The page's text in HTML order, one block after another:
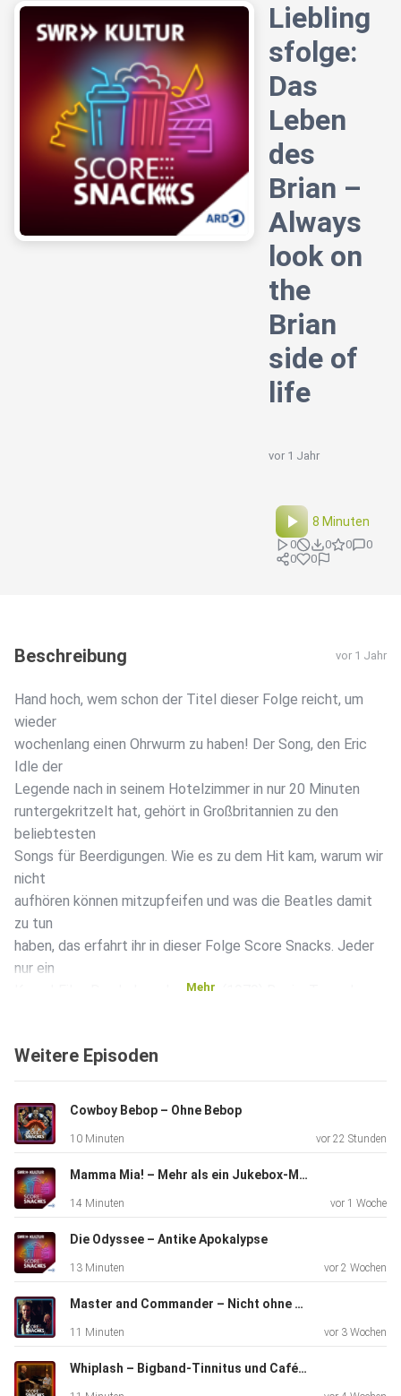
Liebling
sfolge:
Das
Leben
des
Brian –
Always
look on
the
Brian
side of
life
vor 1 Jahr
8 Minuten
0 0 0
0
0
0
Beschreibung vor 1 Jahr
Hand hoch, wem schon der Titel dieser Folge reicht, um
wieder
wochenlang einen Ohrwurm zu haben! Der Song, den Eric
Idle der
Legende nach in seinem Hotelzimmer in nur 20 Minuten
runtergekritzelt hat, gehört in Großbritannien zu den
beliebtesten
Songs für Beerdigungen. Wie es zu dem Hit kam, warum wir
nicht
aufhören können mitzupfeifen und was die Beatles damit
zu tun
haben, das erfahrt ihr in dieser Folge Score Snacks. Jeder
nur ein
Kreuz! Film: Das Leben des Brian (1979) Regie: Terry Jones
Sprecherin:
Anika
Kiechle
Mehr
Weitere Episoden
Cowboy Bebop – Ohne Bebop
10 Minuten vor 22 Stunden
Mamma Mia! – Mehr als ein Jukebox-Musical
14 Minuten vor 1 Woche
Die Odyssee – Antike Apokalypse
13 Minuten vor 2 Wochen
Master and Commander – Nicht ohne meine Geige
11 Minuten vor 3 Wochen
Whiplash – Bigband-Tinnitus und Caféketten-Jazz